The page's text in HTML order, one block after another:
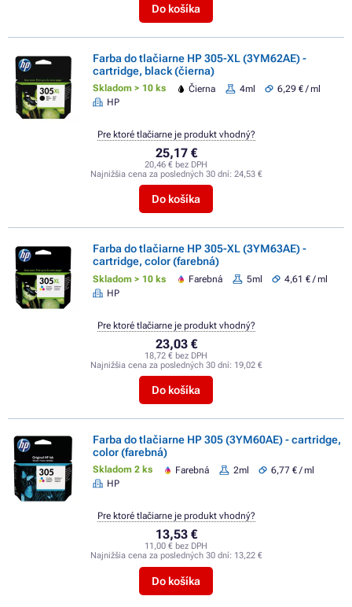
Do košíka
Farba do tlačiarne HP 305-XL (3YM62AE) -
cartridge, black (čierna)
Skladom > 10 ks Čierna 4ml
6,29 € / ml
HP
25,17 €
20,46 € bez DPH
Najnižšia cena za posledných 30 dní: 24,53 €
Do košíka
Pre ktoré tlačiarne je produkt vhodný?
Farba do tlačiarne HP 305-XL (3YM63AE) -
cartridge, color (farebná)
Skladom > 10 ks Farebná 5ml
4,61 € / ml
HP
23,03 €
18,72 € bez DPH
Najnižšia cena za posledných 30 dní: 19,02 €
Do košíka
Pre ktoré tlačiarne je produkt vhodný?
Farba do tlačiarne HP 305 (3YM60AE) - cartridge,
color (farebná)
Skladom 2 ks Farebná 2ml
6,77 € / ml
HP
13,53 €
11,00 € bez DPH
Najnižšia cena za posledných 30 dní: 13,22 €
Do košíka
Pre ktoré tlačiarne je produkt vhodný?